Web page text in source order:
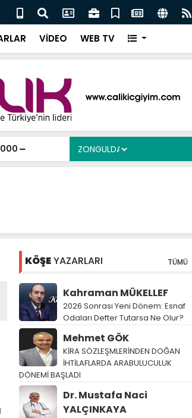
Mevkiinde Akşam Saatlerinde Tedirginlik
VİDEO WEB TV
KÖŞEYAZARLARI TÜMÜ
Kahraman MÜKELLEF
2026 Sonrası Yeni Dönem: Esnaf
Odaları Defter Tutarsa Ne Olur?
Mehmet GÖK
KİRA SÖZLEŞMLERİNDEN DOĞAN
İHTİLAFLARDA ARABULUCULUK
DÖNEMİ BAŞLADI
Dr. Mustafa Naci
YALÇINKAYA